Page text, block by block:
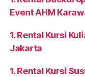
Event AHM
1. Rental Kursi
Jakarta
1. Rental Kursi